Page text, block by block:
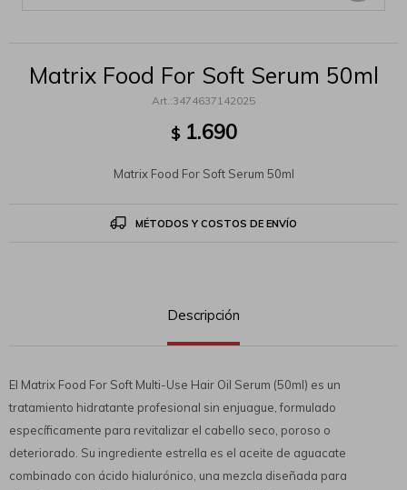
Matrix Food For Soft Serum 50ml
3474637142025
$ 1.690
Matrix Food For Soft Serum 50ml
MÉTODOS Y COSTOS DE ENVÍO
Descripción
El Matrix Food For Soft Multi-Use Hair Oil Serum (50ml) es un
tratamiento hidratante profesional sin enjuague, formulado
específicamente para revitalizar el cabello seco, poroso o
deteriorado. Su ingrediente estrella es el aceite de aguacate
combinado con ácido hialurónico, una mezcla diseñada para